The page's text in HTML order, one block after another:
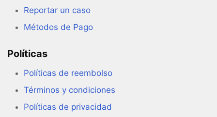
Reportar un caso
Métodos de Pago
Políticas
Políticas de reembolso
Términos y condiciones
Políticas de privacidad